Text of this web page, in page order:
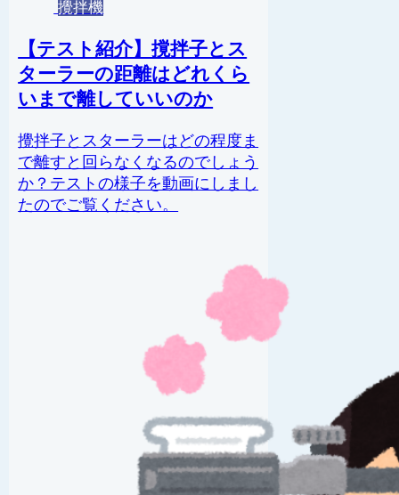
攪拌機
【テスト紹介】撹拌子とス
ターラーの距離はどれくら
いまで離していいのか
攪拌子とスターラーはどの程度ま
で離すと回らなくなるのでしょう
か？テストの様子を動画にしまし
たのでご覧ください。